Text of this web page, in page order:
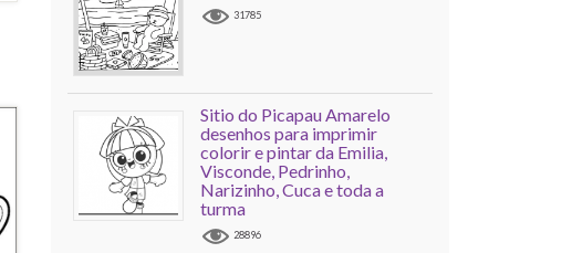
31785
Sitio do Picapau Amarelo
desenhos para imprimir
colorir e pintar da Emilia,
Visconde, Pedrinho,
Narizinho, Cuca e toda a
turma
28896